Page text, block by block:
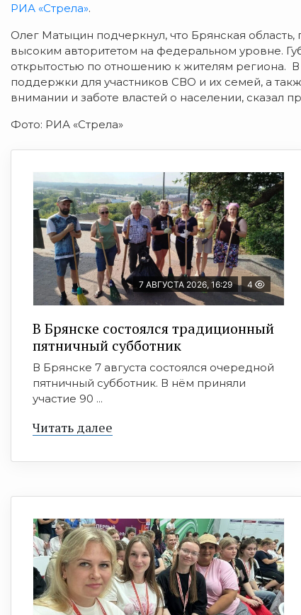
РИА «Стрела».
Олег Матыцин подчеркнул, что Брянская
высоким авторитетом на федеральном уровне.
открытостью по отношению к жителям региона.
поддержки для участников СВО и их семей, а
внимании и заботе властей о населении, сказал
Фото: РИА «Стрела»
7 АВГУСТА 2026, 16:29 4
В Брянске состоялся традиционный
пятничный субботник
В Брянске 7 августа состоялся очередной
пятничный субботник. В нём приняли
участие 90 ...
Читать далее